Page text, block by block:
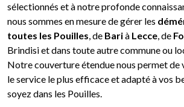
sélectionnés et à notre profonde
nous sommes en mesure de gérer les
toutes les Pouilles, de Barià Lecce, de
Brindisi et dans toute autre commune ou
Notre couverture étendue nous permet
le service le plus efficace et adapté à vos
soyez dans les Pouilles.